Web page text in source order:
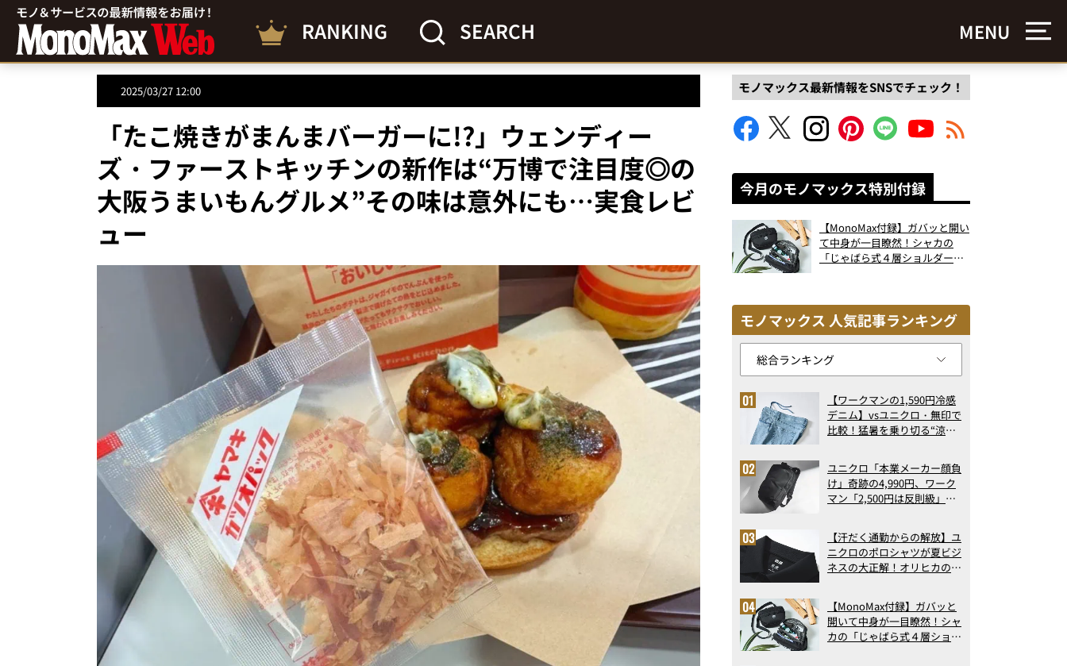
RANKING SEARCH MENU
2025/03/27 12:00
「たこ焼きがまんまバーガーに!?」ウェンディー
ズ・ファーストキッチンの新作は“万博で注目度◎の
大阪うまいもんグルメ”その味は意外にも…実食レビ
ュー
モノマックス最新情報をSNSでチェック！
今月のモノマックス特別付録
【MonoMax付録】ガバッと開い
て中身が一目瞭然！シャカの
「じゃばら式４層ショルダーバ
モノマックス 人気記事ランキング
【ワークマンの1,590円冷感
デニム】vsユニクロ・無印で
比較！猛暑を乗り切る“涼感
で決定版
ユニクロ「本業メーカー顔負
け」奇跡の4,990円、ワーク
マン「2,500円は反則級」凄
ト3】（2026年6月版）
【汗だく通勤からの解放】ユ
ニクロのポロシャツが夏ビジ
ネスの大正解！オリヒカの透
アの実力
【MonoMax付録】ガバッと
開いて中身が一目瞭然！シャ
カの「じゃばら式４層ショル